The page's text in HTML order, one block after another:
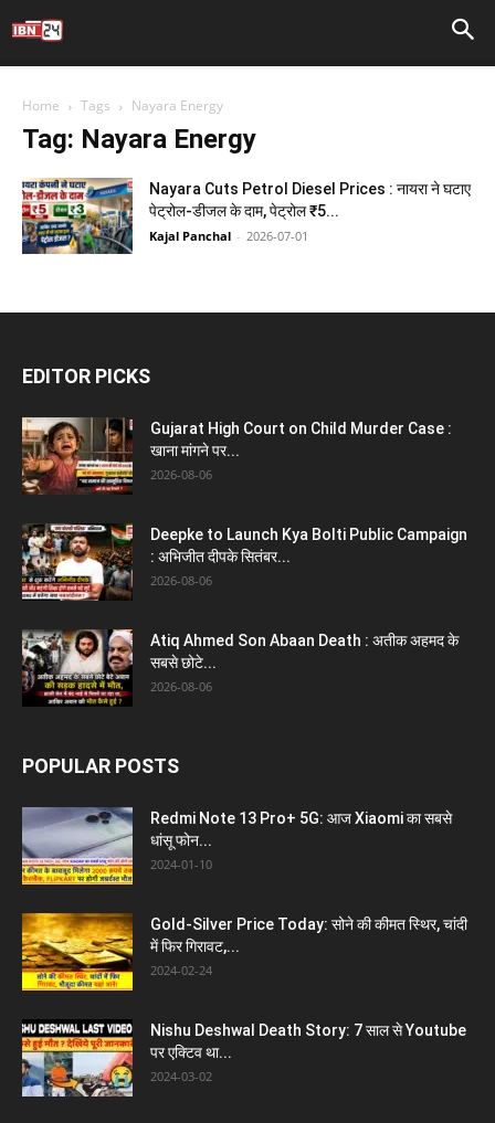
Home Tags Nayara Energy
Tag: Nayara Energy
Nayara Cuts Petrol Diesel Prices : नायरा ने घटाए
पेट्रोल-डीजल के दाम, पेट्रोल ₹5...
Kajal Panchal - 2026-07-01
EDITOR PICKS
Gujarat High Court on Child Murder Case :
खाना मांगने पर...
2026-08-06
Deepke to Launch Kya Bolti Public Campaign
: अभिजीत दीपके सितंबर...
2026-08-06
Atiq Ahmed Son Abaan Death : अतीक अहमद के
सबसे छोटे...
2026-08-06
POPULAR POSTS
Redmi Note 13 Pro+ 5G: आज Xiaomi का सबसे
धांसू फोन...
2024-01-10
Gold-Silver Price Today: सोने की कीमत स्थिर, चांदी
में फिर गिरावट,...
2024-02-24
Nishu Deshwal Death Story: 7 साल से Youtube
पर एक्टिव था...
2024-03-02